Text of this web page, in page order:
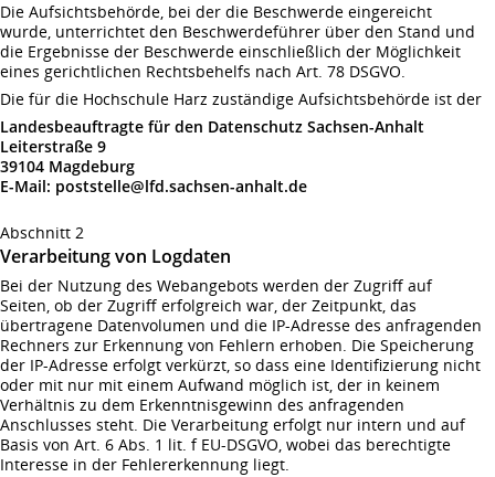
Die Aufsichtsbehörde, bei der die Beschwerde eingereicht
wurde, unterrichtet den Beschwerdeführer über den Stand und
die Ergebnisse der Beschwerde einschließlich der Möglichkeit
eines gerichtlichen Rechtsbehelfs nach Art. 78 DSGVO.
Die für die Hochschule Harz zuständige Aufsichtsbehörde ist der
Landesbeauftragte für den Datenschutz Sachsen-Anhalt
Leiterstraße 9
39104 Magdeburg
E-Mail: poststelle@lfd.sachsen-anhalt.de
Abschnitt 2
Verarbeitung von Logdaten
Bei der Nutzung des Webangebots werden der Zugriff auf
Seiten, ob der Zugriff erfolgreich war, der Zeitpunkt, das
übertragene Datenvolumen und die IP-Adresse des anfragenden
Rechners zur Erkennung von Fehlern erhoben. Die Speicherung
der IP-Adresse erfolgt verkürzt, so dass eine Identifizierung nicht
oder mit nur mit einem Aufwand möglich ist, der in keinem
Verhältnis zu dem Erkenntnisgewinn des anfragenden
Anschlusses steht. Die Verarbeitung erfolgt nur intern und auf
Basis von Art. 6 Abs. 1 lit. f EU-DSGVO, wobei das berechtigte
Interesse in der Fehlererkennung liegt.